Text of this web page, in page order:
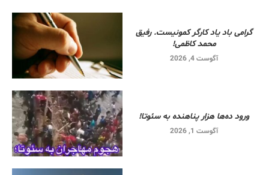
گرامی باد یاد کارگر کمونیست. رفیق
محمد کاظمی!
آگوست 4, 2026
ورود ده‌ها هزار پناهنده به سئوتا!
آگوست 1, 2026